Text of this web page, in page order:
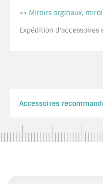
>> Miroirs orginaux,
Expédition d'accessoires
Accessoires